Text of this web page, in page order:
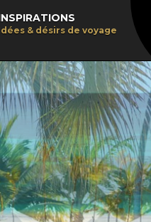
& désirs de voyage